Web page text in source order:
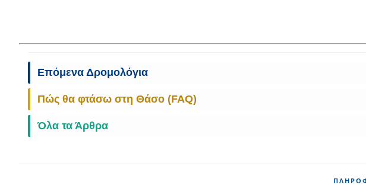
Επόμενα Δρομολόγια
Πώς θα φτάσω στη Θάσο (FAQ)
Όλα τα Άρθρα